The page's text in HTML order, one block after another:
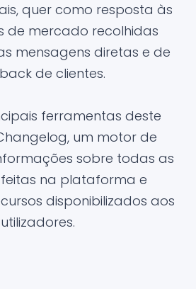
quer como resposta às
de mercado recolhidas
mensagens diretas e de
de clientes.
ferramentas deste
um motor de
sobre todas as
na plataforma e
disponibilizados aos
utilizadores.